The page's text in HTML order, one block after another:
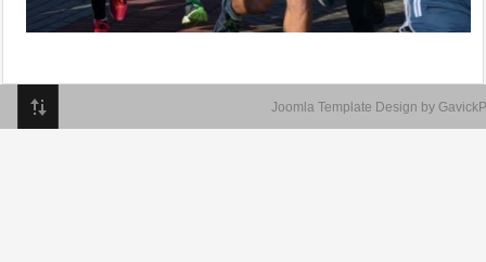
Joomla Template Design by